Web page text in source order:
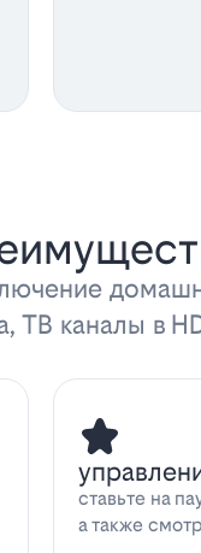
ТВ каналы в
ставьте на
а также